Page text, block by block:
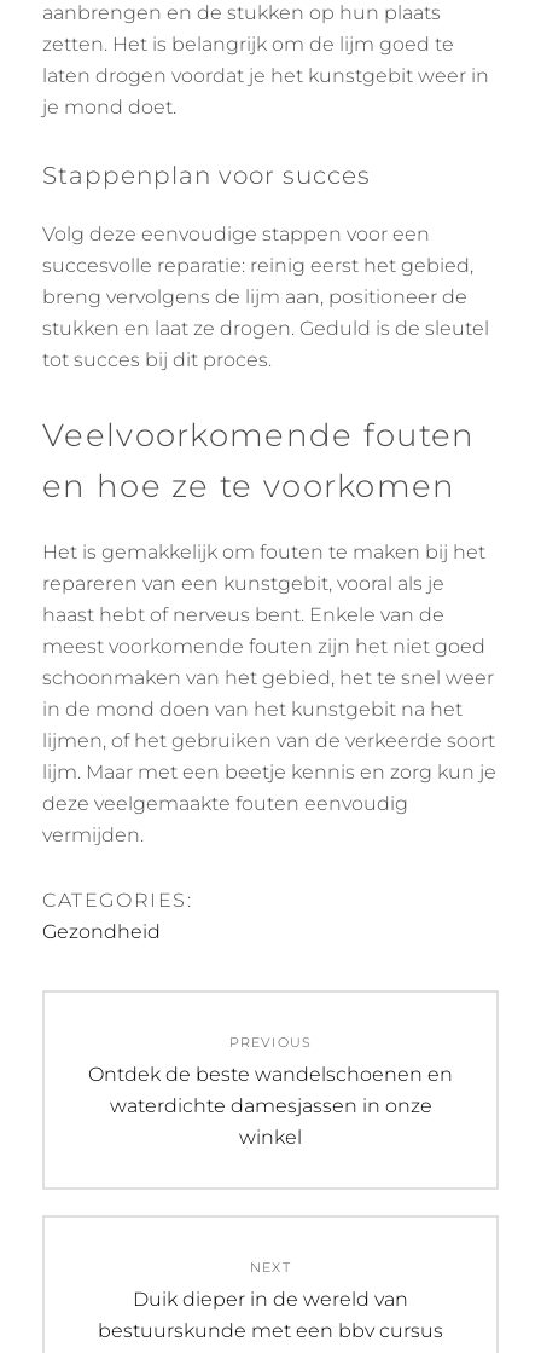
aanbrengen en de stukken op hun plaats
zetten. Het is belangrijk om de lijm goed te
laten drogen voordat je het kunstgebit weer in
je mond doet.
Stappenplan voor succes
Volg deze eenvoudige stappen voor een
succesvolle reparatie: reinig eerst het gebied,
breng vervolgens de lijm aan, positioneer de
stukken en laat ze drogen. Geduld is de sleutel
tot succes bij dit proces.
Veelvoorkomende fouten
en hoe ze te voorkomen
Het is gemakkelijk om fouten te maken bij het
repareren van een kunstgebit, vooral als je
haast hebt of nerveus bent. Enkele van de
meest voorkomende fouten zijn het niet goed
schoonmaken van het gebied, het te snel weer
in de mond doen van het kunstgebit na het
lijmen, of het gebruiken van de verkeerde soort
lijm. Maar met een beetje kennis en zorg kun je
deze veelgemaakte fouten eenvoudig
vermijden.
CATEGORIES:
Gezondheid
navigation
PREVIOUS
Previous
post:
Ontdek de beste wandelschoenen en
waterdichte damesjassen in onze
winkel
NEXT
Next
post:
Duik dieper in de wereld van
bestuurskunde met een bbv cursus